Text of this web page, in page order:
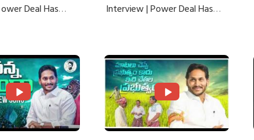
Deal Has
Interview | Power Deal Has